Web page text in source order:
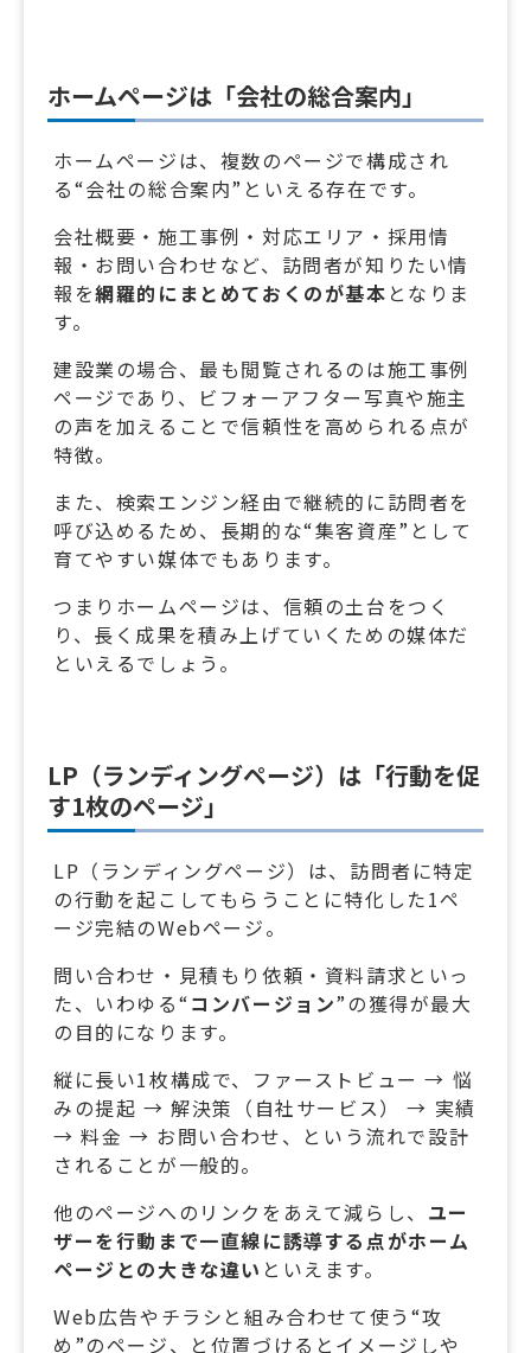
ホームページは「会社の総合案内」
ホームページは、複数のページで構成され
る“会社の総合案内”といえる存在です。
会社概要・施工事例・対応エリア・採用情
報・お問い合わせなど、訪問者が知りたい情
報を網羅的にまとめておくのが基本 となりま
す。
建設業の場合、最も閲覧されるのは施工事例
ページであり、ビフォーアフター写真や施主
の声を加えることで信頼性を高められる点が
特徴。
また、検索エンジン経由で継続的に訪問者を
呼び込めるため、長期的な“集客資産”として
育てやすい媒体でもあります。
つまりホームページは、信頼の土台をつく
り、長く成果を積み上げていくための媒体だ
といえるでしょう。
LP（ランディングページ）は「行動を促
す1枚のページ」
LP（ランディングページ）は、訪問者に特定
の行動を起こしてもらうことに特化した1ペ
ージ完結のWebページ。
問い合わせ・見積もり依頼・資料請求といっ
た、いわゆる“コンバージョン”の獲得が最大
の目的になります。
縦に長い1枚構成で、ファーストビュー → 悩
みの提起 → 解決策（自社サービス） → 実績
→ 料金 → お問い合わせ、という流れで設計
されることが一般的。
他のページへのリンクをあえて減らし、 ユー
ザーを行動まで一直線に誘導する点がホーム
ページとの大きな違い といえます。
Web広告やチラシと組み合わせて使う“攻
め”のページ、と位置づけるとイメージしや